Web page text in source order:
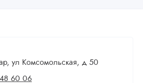
ул Комсомольская, д 50
60 06